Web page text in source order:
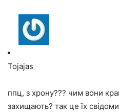
Tojajas
ппц, з хрону??? чим вони
захищають? так це їх